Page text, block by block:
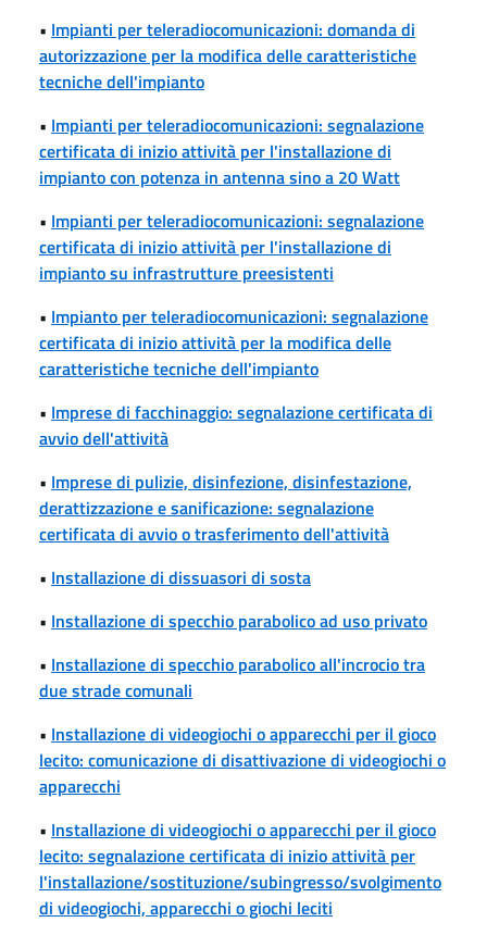
• Impianti per teleradiocomunicazioni: domanda di
autorizzazione per la modifica delle caratteristiche
tecniche dell'impianto
• Impianti per teleradiocomunicazioni: segnalazione
certificata di inizio attività per l'installazione di
impianto con potenza in antenna sino a 20 Watt
• Impianti per teleradiocomunicazioni: segnalazione
certificata di inizio attività per l'installazione di
impianto su infrastrutture preesistenti
• Impianto per teleradiocomunicazioni: segnalazione
certificata di inizio attività per la modifica delle
caratteristiche tecniche dell'impianto
• Imprese di facchinaggio: segnalazione certificata di
avvio dell'attività
• Imprese di pulizie, disinfezione, disinfestazione,
derattizzazione e sanificazione: segnalazione
certificata di avvio o trasferimento dell'attività
• Installazione di dissuasori di sosta
• Installazione di specchio parabolico ad uso privato
• Installazione di specchio parabolico all'incrocio tra
due strade comunali
• Installazione di videogiochi o apparecchi per il gioco
lecito: comunicazione di disattivazione di videogiochi o
apparecchi
• Installazione di videogiochi o apparecchi per il gioco
lecito: segnalazione certificata di inizio attività per
l'installazione/sostituzione/subingresso/svolgimento
di videogiochi, apparecchi o giochi leciti